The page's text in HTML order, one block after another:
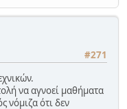
#271
να αγνοεί μαθήματα
νόμιζα ότι δεν